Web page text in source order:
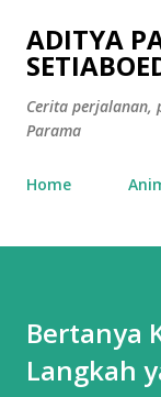
ADITYA
Cerita perjalanan,
Parama
Home
Bertanya
Langkah